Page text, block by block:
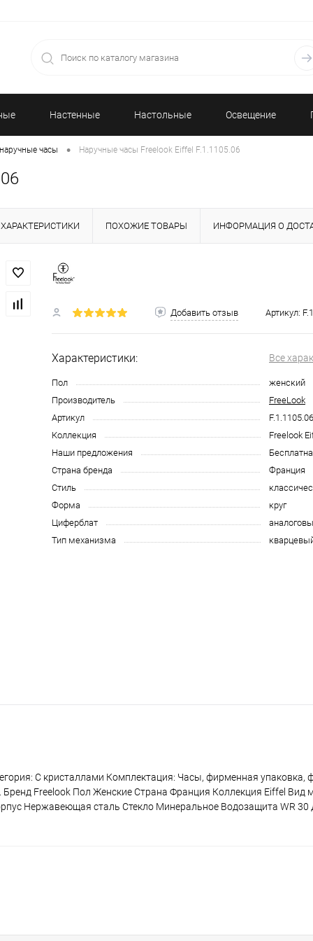
Настенные Настольные Освещение
часы • Наручные часы Freelook Eiffel F.1.1105.06
ХАРАКТЕРИСТИКИ ПОХОЖИЕ ТОВАРЫ ИНФОРМАЦИЯ О
Добавить отзыв Артикул:
Характеристики: Все
Пол
женский
Производитель
FreeLook
Артикул
F.1.1105.06
Коллекция
Freelook
Наши предложения
Страна бренда
Франция
Стиль
Форма
круг
Циферблат
Тип механизма
С кристаллами Комплектация: Часы, фирменная упаковка,
Freelook Пол Женские Страна Франция Коллекция Eiffel Вид
Нержавеющая сталь Стекло Минеральное Водозащита WR